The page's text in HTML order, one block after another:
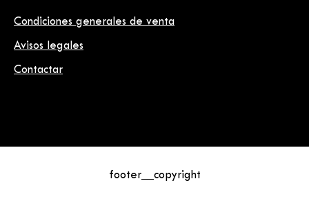
Condiciones generales de venta
Avisos legales
Contactar
footer__copyright